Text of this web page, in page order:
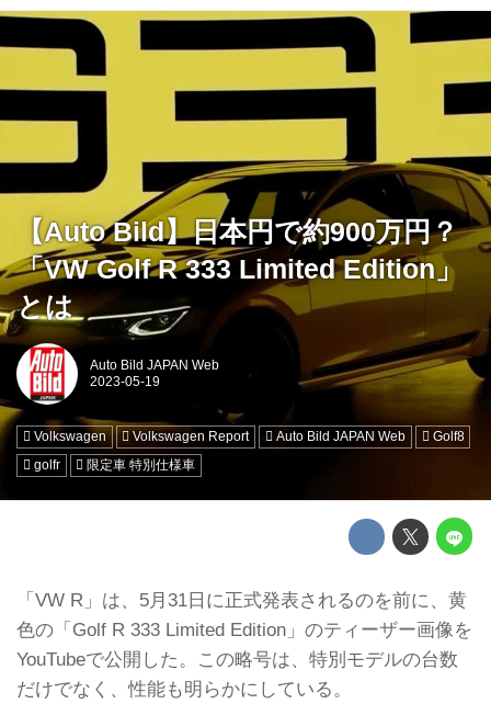
【Auto Bild】日本円で約900万円？
「VW Golf R 333 Limited Edition」
とは
Auto Bild JAPAN Web
Volkswagen Volkswagen Report Auto Bild JAPAN Web
Golf8
golfr
限定車 特別仕様車
「VW R」は、5月31日に正式発表されるのを前に、黄
色の「Golf R 333 Limited Edition」のティーザー画像を
YouTubeで公開した。この略号は、特別モデルの台数
だけでなく、性能も明らかにしている。